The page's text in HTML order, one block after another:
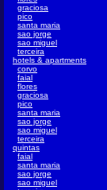
graciosa
pico
santa maria
sao jorge
sao miguel
terceira
hotels & apartments
corvo
faial
flores
graciosa
pico
santa maria
sao jorge
sao miguel
terceira
quintas
faial
santa maria
sao jorge
sao miguel